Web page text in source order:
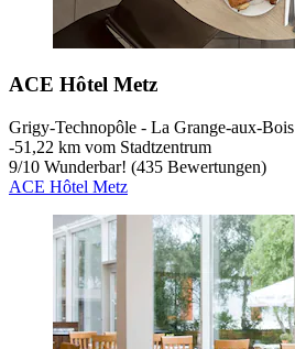
ACE Hôtel Metz
Grigy-Technopôle - La Grange-aux-Bois
‐51,22 km vom Stadtzentrum
9/10 Wunderbar! (435 Bewertungen)
ACE Hôtel Metz